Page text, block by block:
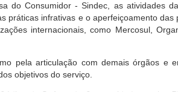
do Consumidor - Sindec, as atividades
práticas infrativas e o aperfeiçoamento das
internacionais, como Mercosul,
pela articulação com demais órgãos e
objetivos do serviço.